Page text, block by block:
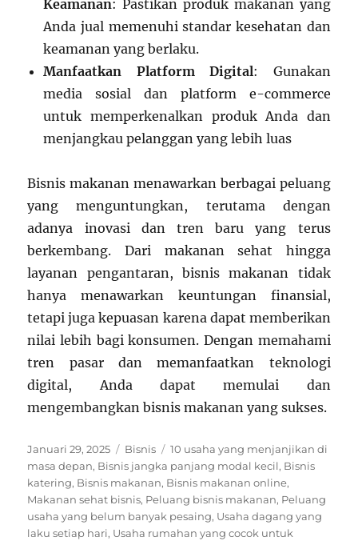
Keamanan: Pastikan produk makanan yang
Anda jual memenuhi standar kesehatan dan
keamanan yang berlaku.
Manfaatkan Platform Digital: Gunakan
media sosial dan platform e-commerce
untuk memperkenalkan produk Anda dan
menjangkau pelanggan yang lebih luas
Bisnis makanan menawarkan berbagai peluang
yang menguntungkan, terutama dengan
adanya inovasi dan tren baru yang terus
berkembang. Dari makanan sehat hingga
layanan pengantaran, bisnis makanan tidak
hanya menawarkan keuntungan finansial,
tetapi juga kepuasan karena dapat memberikan
nilai lebih bagi konsumen. Dengan memahami
tren pasar dan memanfaatkan teknologi
digital, Anda dapat memulai dan
mengembangkan bisnis makanan yang sukses.
Posted
on
Januari 29, 2025 Categories
Bisnis Tags
10 usaha yang menjanjikan di
masa depan, Bisnis jangka panjang modal kecil, Bisnis
katering, Bisnis makanan, Bisnis makanan online,
Makanan sehat bisnis, Peluang bisnis makanan, Peluang
usaha yang belum banyak pesaing, Usaha dagang yang
laku setiap hari, Usaha rumahan yang cocok untuk